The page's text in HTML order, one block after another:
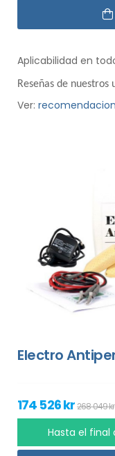
Aplicabilidad en
Reseñas de nuestros
Ver:
Electro
174 526 kr268 049 kr
Hasta el final